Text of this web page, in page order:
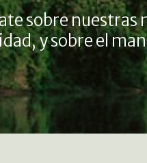
sobre nuestras
y sobre el